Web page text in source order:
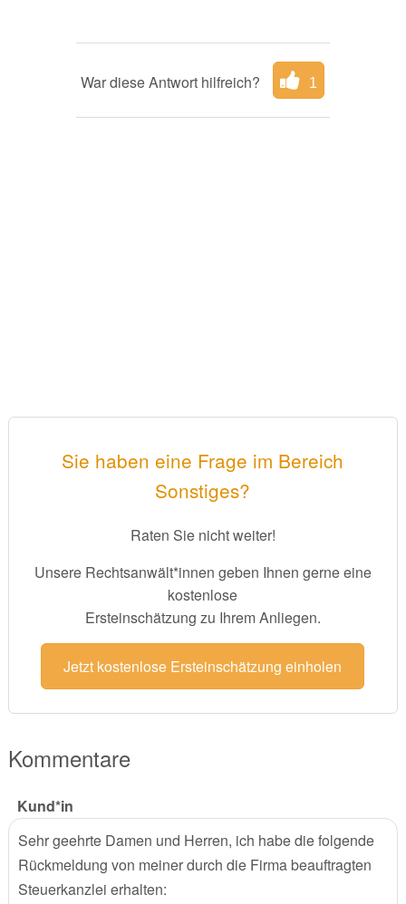
War diese Antwort hilfreich? 1
Sie haben eine Frage im Bereich
Sonstiges?
Raten Sie nicht weiter!
Unsere Rechtsanwält*innen geben Ihnen gerne eine
kostenlose
Ersteinschätzung zu Ihrem Anliegen.
Jetzt kostenlose Ersteinschätzung einholen
Kommentare
Kund*in
Sehr geehrte Damen und Herren, ich habe die folgende
Rückmeldung von meiner durch die Firma beauftragten
Steuerkanzlei erhalten: